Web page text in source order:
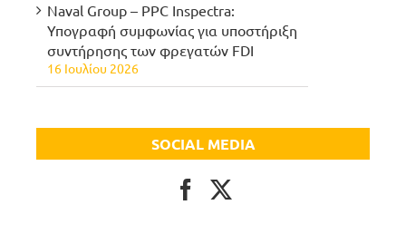
Naval Group – PPC Inspectra:
Υπογραφή συμφωνίας για υποστήριξη
συντήρησης των φρεγατών FDI
16 Ιουλίου 2026
SOCIAL MEDIA